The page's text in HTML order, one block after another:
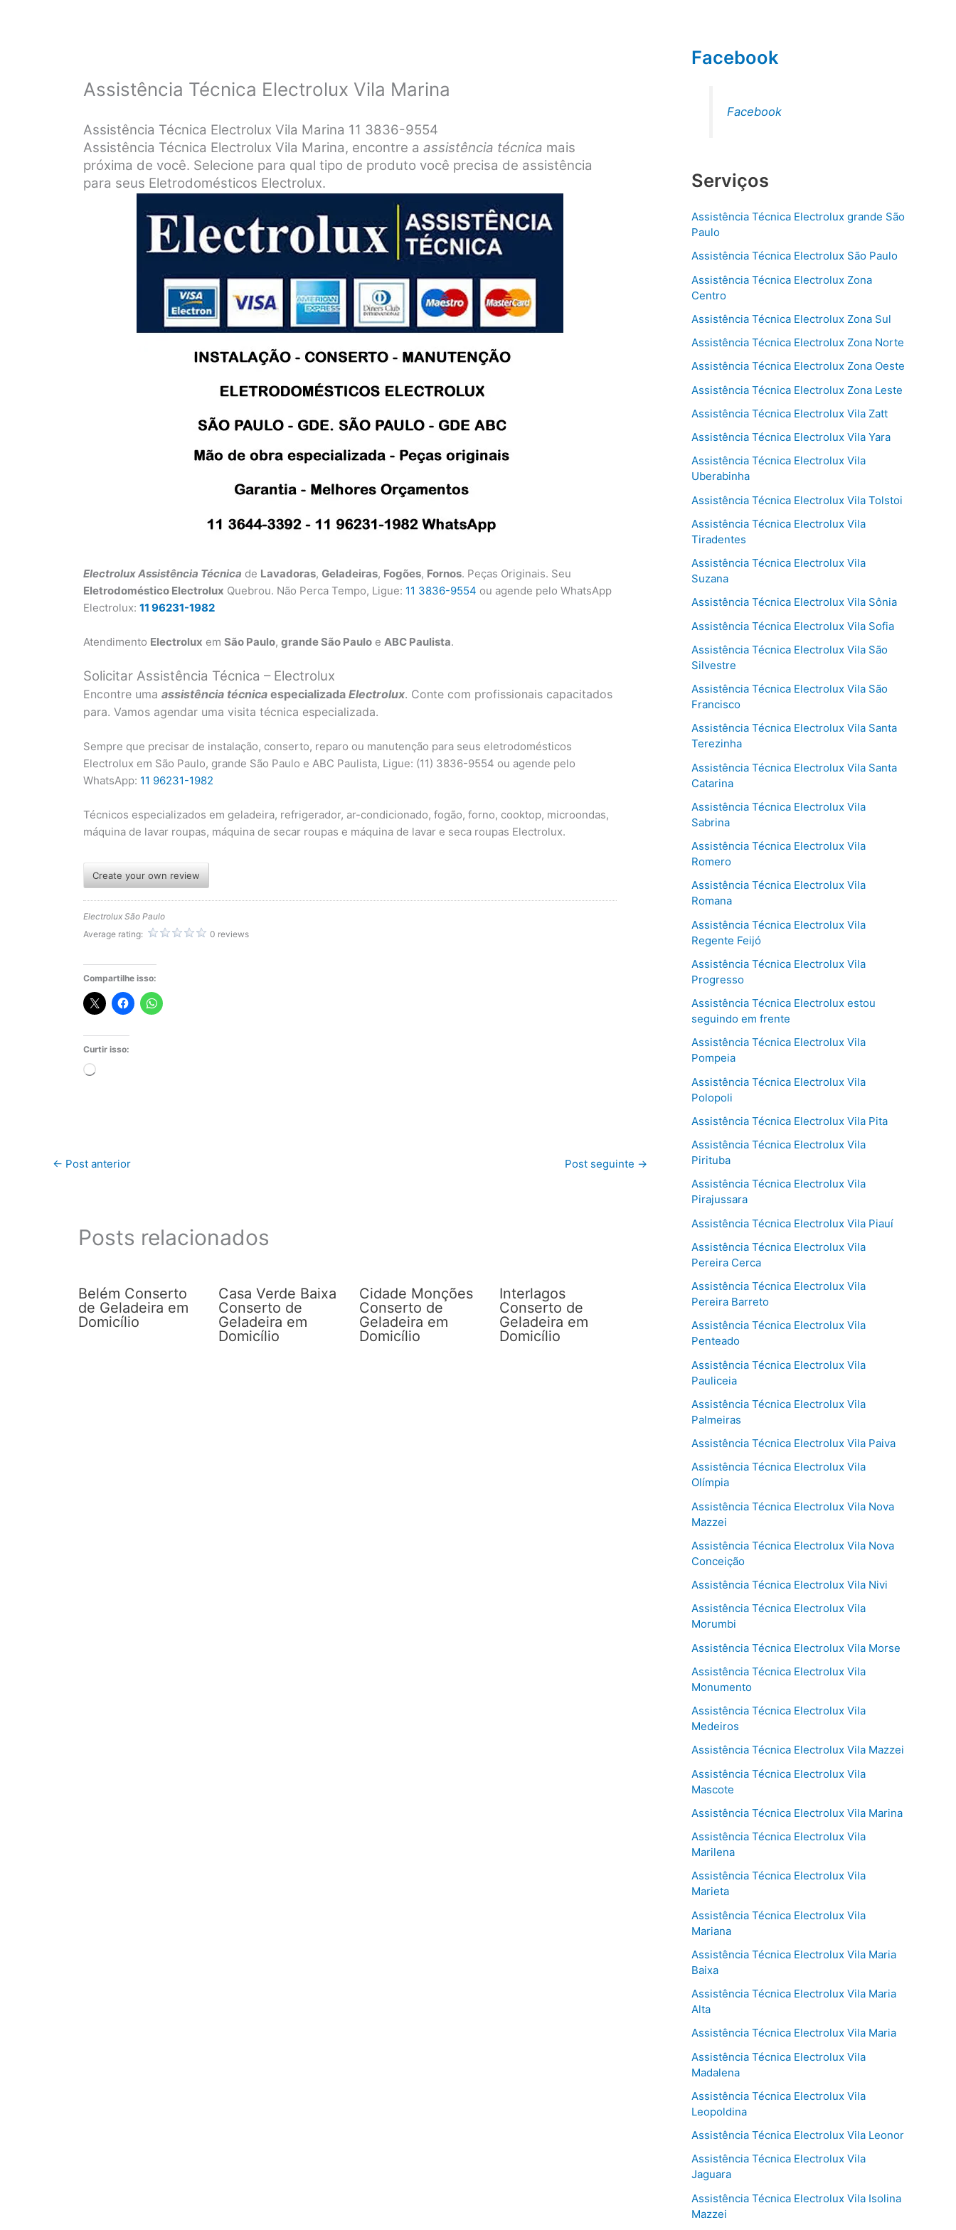
Assistência Técnica Electrolux Vila Marina
Assistência Técnica Electrolux Vila Marina 11 3836-9554
Assistência Técnica Electrolux Vila Marina, encontre a assistência técnica mais
próxima de você. Selecione para qual tipo de produto você precisa de assistência
para seus Eletrodomésticos Electrolux.
Electrolux Assistência Técnica de Lavadoras, Geladeiras, Fogões, Fornos. Peças Originais. Seu
Eletrodoméstico Electrolux Quebrou. Não Perca Tempo, Ligue: 11 3836-9554 ou agende pelo WhatsApp
Electrolux: 11 96231-1982
Atendimento Electrolux em São Paulo, grande São Paulo e ABC Paulista.
Solicitar Assistência Técnica – Electrolux
Encontre uma assistência técnica especializada Electrolux. Conte com profissionais capacitados
para. Vamos agendar uma visita técnica especializada.
Sempre que precisar de instalação, conserto, reparo ou manutenção para seus eletrodomésticos
Electrolux em São Paulo, grande São Paulo e ABC Paulista, Ligue: (11) 3836-9554 ou agende pelo
WhatsApp: 11 96231-1982
Técnicos especializados em geladeira, refrigerador, ar-condicionado, fogão, forno, cooktop, microondas,
máquina de lavar roupas, máquina de secar roupas e máquina de lavar e seca roupas Electrolux.
Create your own review
Electrolux São Paulo
Average rating:
0 reviews
Compartilhe isso:
Curtir isso:
Carregando...
← Post anterior Post seguinte →
Posts relacionados
Belém Conserto
de Geladeira em
Domicílio
Casa Verde Baixa
Conserto de
Geladeira em
Domicílio
Cidade Monções
Conserto de
Geladeira em
Domicílio
Interlagos
Conserto de
Geladeira em
Domicílio
Facebook
Facebook
Serviços
Assistência Técnica Electrolux grande São
Paulo
Assistência Técnica Electrolux São Paulo
Assistência Técnica Electrolux Zona
Centro
Assistência Técnica Electrolux Zona Sul
Assistência Técnica Electrolux Zona Norte
Assistência Técnica Electrolux Zona Oeste
Assistência Técnica Electrolux Zona Leste
Assistência Técnica Electrolux Vila Zatt
Assistência Técnica Electrolux Vila Yara
Assistência Técnica Electrolux Vila
Uberabinha
Assistência Técnica Electrolux Vila Tolstoi
Assistência Técnica Electrolux Vila
Tiradentes
Assistência Técnica Electrolux Vila
Suzana
Assistência Técnica Electrolux Vila Sônia
Assistência Técnica Electrolux Vila Sofia
Assistência Técnica Electrolux Vila São
Silvestre
Assistência Técnica Electrolux Vila São
Francisco
Assistência Técnica Electrolux Vila Santa
Terezinha
Assistência Técnica Electrolux Vila Santa
Catarina
Assistência Técnica Electrolux Vila
Sabrina
Assistência Técnica Electrolux Vila
Romero
Assistência Técnica Electrolux Vila
Romana
Assistência Técnica Electrolux Vila
Regente Feijó
Assistência Técnica Electrolux Vila
Progresso
Assistência Técnica Electrolux estou
seguindo em frente
Assistência Técnica Electrolux Vila
Pompeia
Assistência Técnica Electrolux Vila
Polopoli
Assistência Técnica Electrolux Vila Pita
Assistência Técnica Electrolux Vila
Pirituba
Assistência Técnica Electrolux Vila
Pirajussara
Assistência Técnica Electrolux Vila Piauí
Assistência Técnica Electrolux Vila
Pereira Cerca
Assistência Técnica Electrolux Vila
Pereira Barreto
Assistência Técnica Electrolux Vila
Penteado
Assistência Técnica Electrolux Vila
Pauliceia
Assistência Técnica Electrolux Vila
Palmeiras
Assistência Técnica Electrolux Vila Paiva
Assistência Técnica Electrolux Vila
Olímpia
Assistência Técnica Electrolux Vila Nova
Mazzei
Assistência Técnica Electrolux Vila Nova
Conceição
Assistência Técnica Electrolux Vila Nivi
Assistência Técnica Electrolux Vila
Morumbi
Assistência Técnica Electrolux Vila Morse
Assistência Técnica Electrolux Vila
Monumento
Assistência Técnica Electrolux Vila
Medeiros
Assistência Técnica Electrolux Vila Mazzei
Assistência Técnica Electrolux Vila
Mascote
Assistência Técnica Electrolux Vila Marina
Assistência Técnica Electrolux Vila
Marilena
Assistência Técnica Electrolux Vila
Marieta
Assistência Técnica Electrolux Vila
Mariana
Assistência Técnica Electrolux Vila Maria
Baixa
Assistência Técnica Electrolux Vila Maria
Alta
Assistência Técnica Electrolux Vila Maria
Assistência Técnica Electrolux Vila
Madalena
Assistência Técnica Electrolux Vila
Leopoldina
Assistência Técnica Electrolux Vila Leonor
Assistência Técnica Electrolux Vila
Jaguara
Assistência Técnica Electrolux Vila Isolina
Mazzei